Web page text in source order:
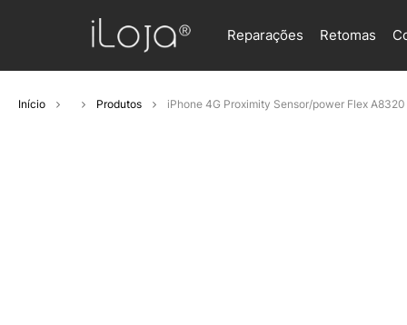
Reparações Retomas
Início Produtos iPhone 4G Proximity Sensor/power Flex A8320